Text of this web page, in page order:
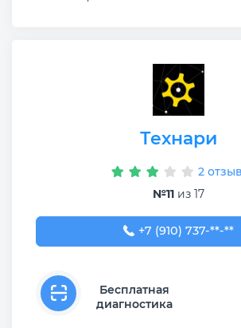
Технари
2
№11из 17
+7 (910) 737-47-14
+7 (910) 737-**-**
Бесплатная
диагностика